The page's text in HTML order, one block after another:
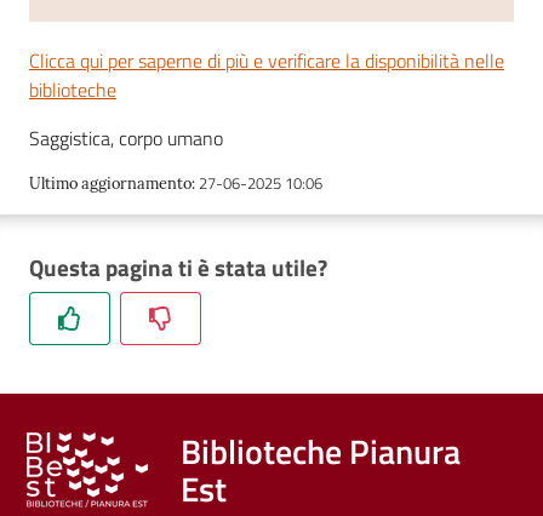
Clicca qui per saperne di più e verificare la disponibilità nelle
biblioteche
Saggistica, corpo umano
Ultimo aggiornamento: 27-06-2025 10:06
Questa pagina ti è stata utile?
Biblioteche Pianura
Est